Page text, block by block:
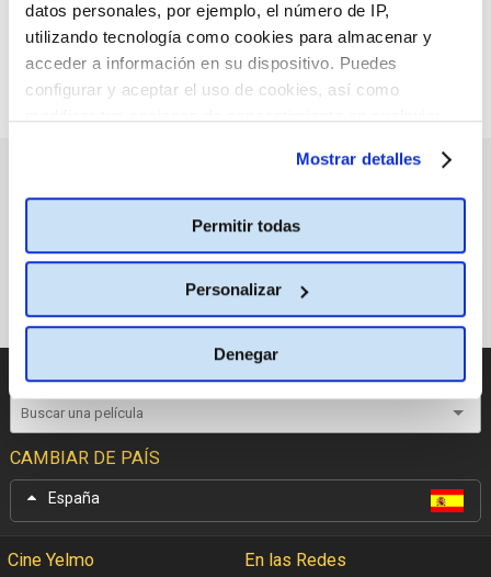
datos personales, por ejemplo, el número de IP,
utilizando tecnología como cookies para almacenar y
acceder a información en su dispositivo. Puedes
configurar y aceptar el uso de cookies, así como
Mostrar detalles
Permitir todas
Personalizar
Denegar
CAMBIAR DE PAÍS
España
Cine Yelmo En las Redes